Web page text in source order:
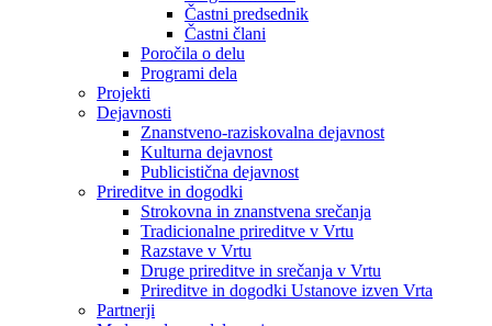
Častni predsednik
Častni člani
Poročila o delu
Programi dela
Projekti
Dejavnosti
Znanstveno-raziskovalna dejavnost
Kulturna dejavnost
Publicistična dejavnost
Prireditve in dogodki
Strokovna in znanstvena srečanja
Tradicionalne prireditve v Vrtu
Razstave v Vrtu
Druge prireditve in srečanja v Vrtu
Prireditve in dogodki Ustanove izven Vrta
Partnerji